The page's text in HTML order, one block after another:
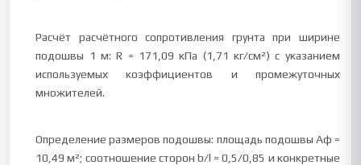
Расчёт расчётного сопротивления грунта при ширине
подошвы 1 м: R = 171,09 кПа (1,71 кг/см²) с указанием
используемых коэффициентов и промежуточных
множителей.
Определение размеров подошвы: площадь подошвы Аф =
10,49 м²; соотношение сторон b/l = 0,5/0,85 и конкретные